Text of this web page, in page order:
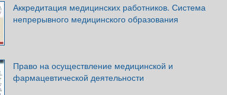
Аккредитация медицинских работников. Система
непрерывного медицинского образования
Право на осуществление медицинской и
фармацевтической деятельности